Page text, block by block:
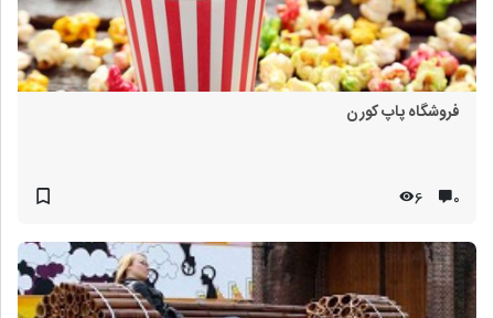
فروشگاه پاپ کورن
۰ 6